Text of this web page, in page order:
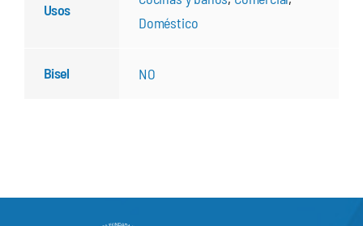
Usos
Doméstico
Bisel NO